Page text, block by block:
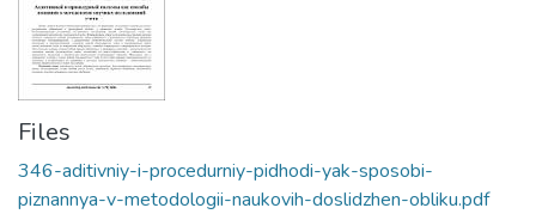
Files
346-aditivniy-i-procedurniy-pidhodi-yak-sposobi-
piznannya-v-metodologii-naukovih-doslidzhen-obliku.pdf